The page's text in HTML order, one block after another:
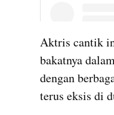
Aktris cantik
bakatnya
dengan
terus eksis di